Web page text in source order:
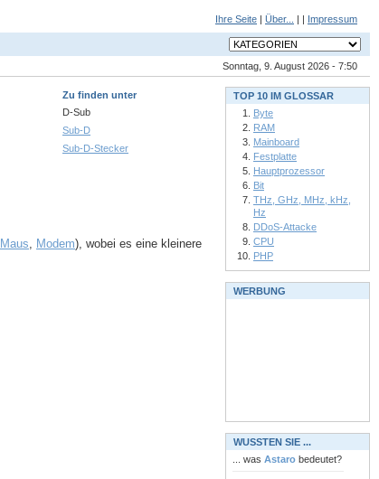
Ihre Seite | Über... | | Impressum
Sonntag, 9. August 2026 - 7:50
Zu finden unter
D-Sub
Sub-D
Sub-D-Stecker
Maus, Modem), wobei es eine kleinere
TOP 10 IM GLOSSAR
Byte
RAM
Mainboard
Festplatte
Hauptprozessor
Bit
THz, GHz, MHz, kHz,
Hz
DDoS-Attacke
CPU
PHP
WERBUNG
WUSSTEN SIE ...
... was Astaro bedeutet?